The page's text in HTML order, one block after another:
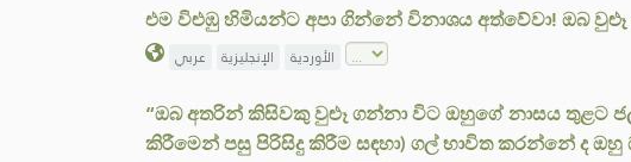
එම විළුඹු හිමියන්ට අපා ගින්නේ විනාශය අත්වේවා! ඔබ
عربي الإنجليزية الأوردية
“ඔබ අතරින් කිසිවකු වුළුෑ ගන්නා විට ඔහුගේ නාසය තුළට
කිරීමෙන් පසු පිරිසිදු කිරීම සඳහා) ගල් භාවිත කරන්නේ ද ඔහු